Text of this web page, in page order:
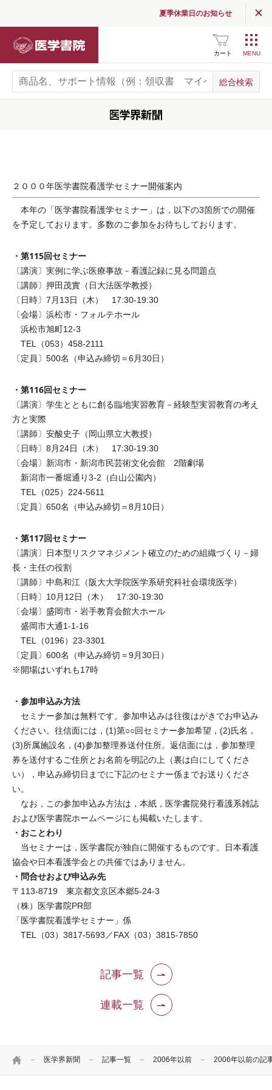
夏季休業日のお知らせ
カート
HOME 医学界新聞 記事一覧 2006年以前 2006年以前の記
２０００年医学書院看護学セミナー開催案内
本年の「医学書院看護学セミナー」は，以下の3箇所での開催
を予定しております。多数のご参加をお待ちしております。
・第115回セミナー
〔講演〕実例に学ぶ医療事故－看護記録に見る問題点
〔講師〕押田茂實（日大法医学教授）
〔日時〕7月13日（木） 17:30-19:30
〔会場〕浜松市・フォルテホール
浜松市旭町12-3
TEL（053）458-2111
〔定員〕500名（申込み締切＝6月30日）
・第116回セミナー
〔講演〕学生とともに創る臨地実習教育－経験型実習教育の考え
方と実際
〔講師〕安酸史子（岡山県立大教授）
〔日時〕8月24日（木） 17:30-19:30
〔会場〕新潟市・新潟市民芸術文化会館 2階劇場
新潟市一番堀通り3-2（白山公園内）
TEL（025）224-5611
〔定員〕650名（申込み締切＝8月10日）
・第117回セミナー
〔講演〕日本型リスクマネジメント確立のための組織づくり－婦
長・主任の役割
〔講師〕中島和江（阪大大学院医学系研究科社会環境医学）
〔日時〕10月12日（木） 17:30-19:30
〔会場〕盛岡市・岩手教育会館大ホール
盛岡市大通1-1-16
TEL（0196）23-3301
〔定員〕600名（申込み締切＝9月30日）
※開場はいずれも17時
・参加申込み方法
セミナー参加は無料です。参加申込みは往復はがきでお申込み
ください。往信面には，(1)第○○回セミナー参加希望，(2)氏名，
(3)所属施設名，(4)参加整理券送付住所。返信面には，参加整理
券を送付するご住所とお名前を明記の上（裏は白にしてくださ
い），申込み締切日までに下記のセミナー係までお送りくださ
い。
なお，この参加申込み方法は，本紙，医学書院発行看護系雑誌
および医学書院ホームページにも掲載いたします。
・おことわり
当セミナーは，医学書院が独自に開催するものです。日本看護
協会や日本看護学会との共催ではありません。
・問合せおよび申込み先
〒113-8719 東京都文京区本郷5-24-3
（株）医学書院PR部
「医学書院看護学セミナー」係
TEL（03）3817-5693／FAX（03）3815-7850
記事一覧
連載一覧